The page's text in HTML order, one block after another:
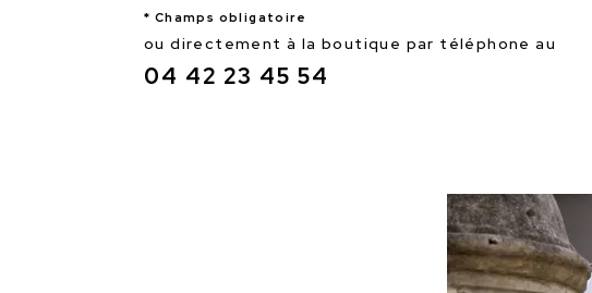
* Champs obligatoire
ou directement à la boutique par téléphone au
04 42 23 45 54